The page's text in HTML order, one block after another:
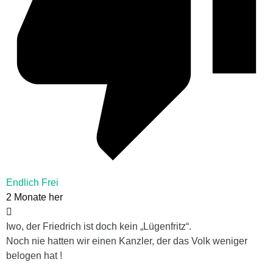
Endlich Frei
2 Monate her
Iwo, der Friedrich ist doch kein „Lügenfritz“.
Noch nie hatten wir einen Kanzler, der das Volk weniger
belogen hat !